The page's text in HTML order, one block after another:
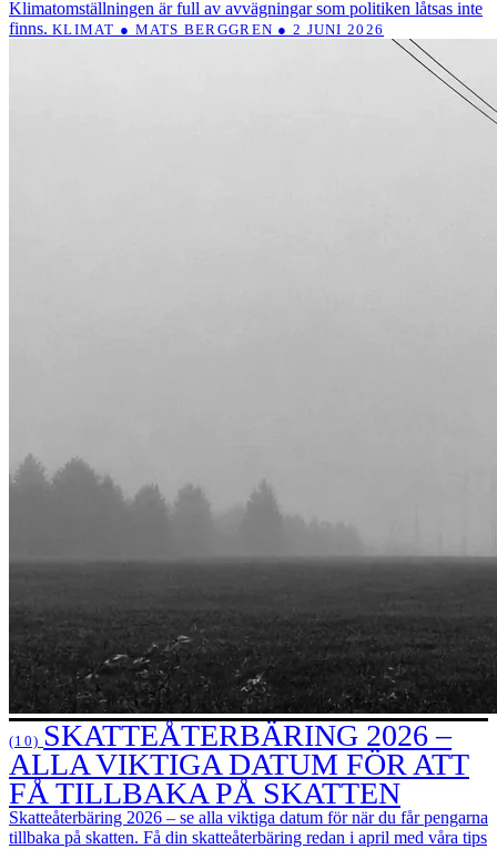
Klimatomställningen är full av avvägningar som politiken låtsas inte
finns. KLIMAT ● MATS BERGGREN ● 2 JUNI 2026
(10) SKATTEÅTERBÄRING 2026 –
ALLA VIKTIGA DATUM FÖR ATT
FÅ TILLBAKA PÅ SKATTEN
Skatteåterbäring 2026 – se alla viktiga datum för när du får pengarna
tillbaka på skatten. Få din skatteåterbäring redan i april med våra tips